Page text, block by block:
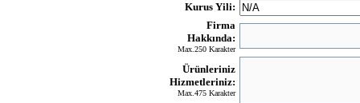
Kurus Yili:
Firma
Hakkında:
Max.250 Karakter
Ürünleriniz
Hizmetleriniz:
Max.475 Karakter